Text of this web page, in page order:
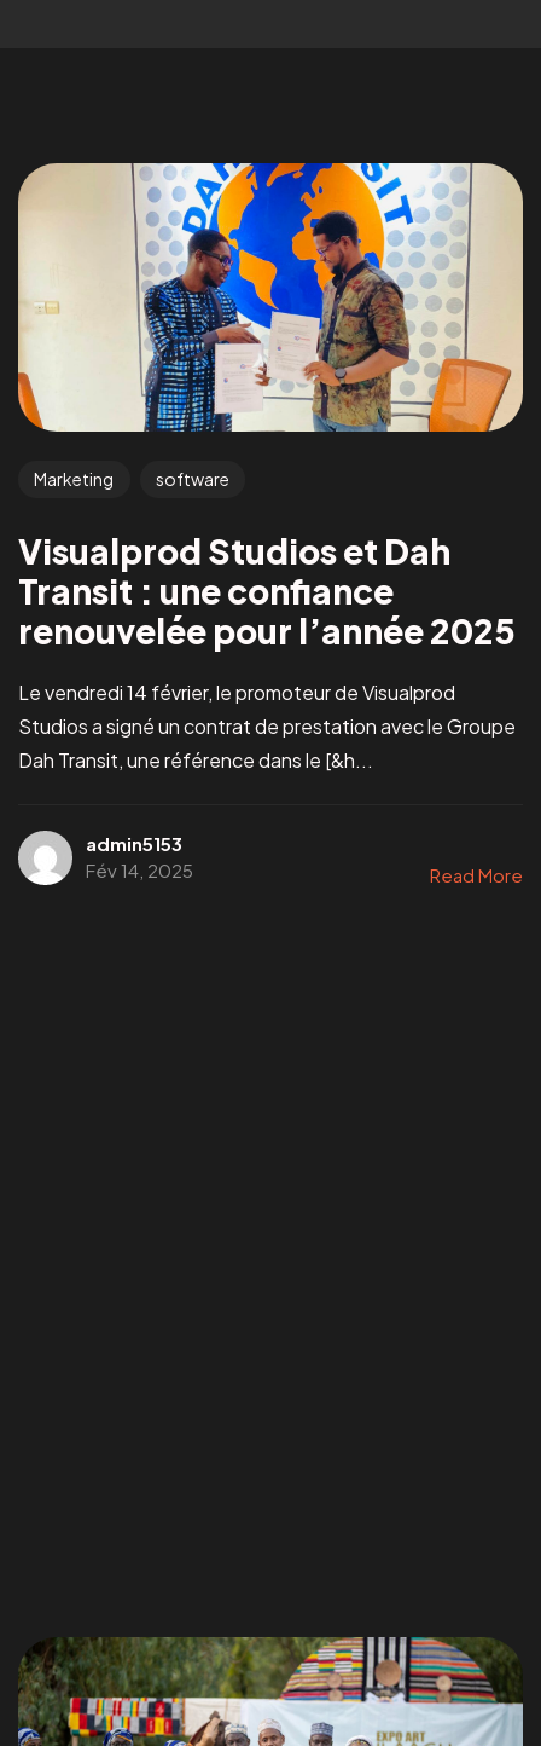
Marketing software
Visualprod Studios et Dah
Transit : une confiance
renouvelée pour l’année 2025
Le vendredi 14 février, le promoteur de Visualprod
Studios a signé un contrat de prestation avec le Groupe
Dah Transit, une référence dans le [&h...
admin5153
Fév 14, 2025
Read More